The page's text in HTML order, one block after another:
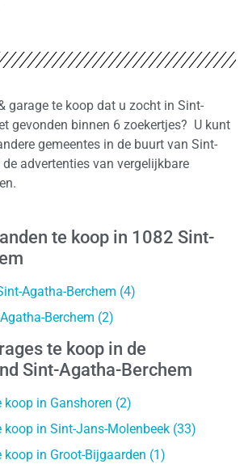
garage te koop dat u zocht in Sint-
gevonden binnen 6 zoekertjes? U kunt
gemeentes in de buurt van Sint-
advertenties van vergelijkbare
te koop in 1082 Sint-
Agatha-Berchem (4)
Berchem (2)
te koop in de
Sint-Agatha-Berchem
koop in Ganshoren (2)
koop in Sint-Jans-Molenbeek (33)
koop in Groot-Bijgaarden (1)